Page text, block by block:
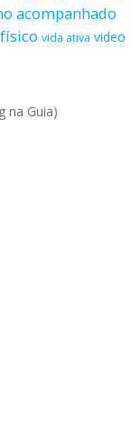
acompanhado
vida ativa video
na Guia)